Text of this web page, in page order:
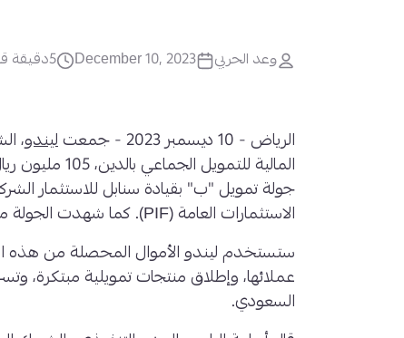
وعد الحربي December 10, 2023
5دقيقة
الرياض - 10 ديسمبر 2023 - جمعت ليندو،
جولة تمويل "ب" بقيادة سنابل للاستثمار
الاستثمارات العامة (PIF). كما شهدت الجولة مشاركة من شروق وإيه بي فينتشرز.
ستستخدم ليندو الأموال المحصلة من هذه
عملائها، وإطلاق منتجات تمويلية مبتكرة،
السعودي.